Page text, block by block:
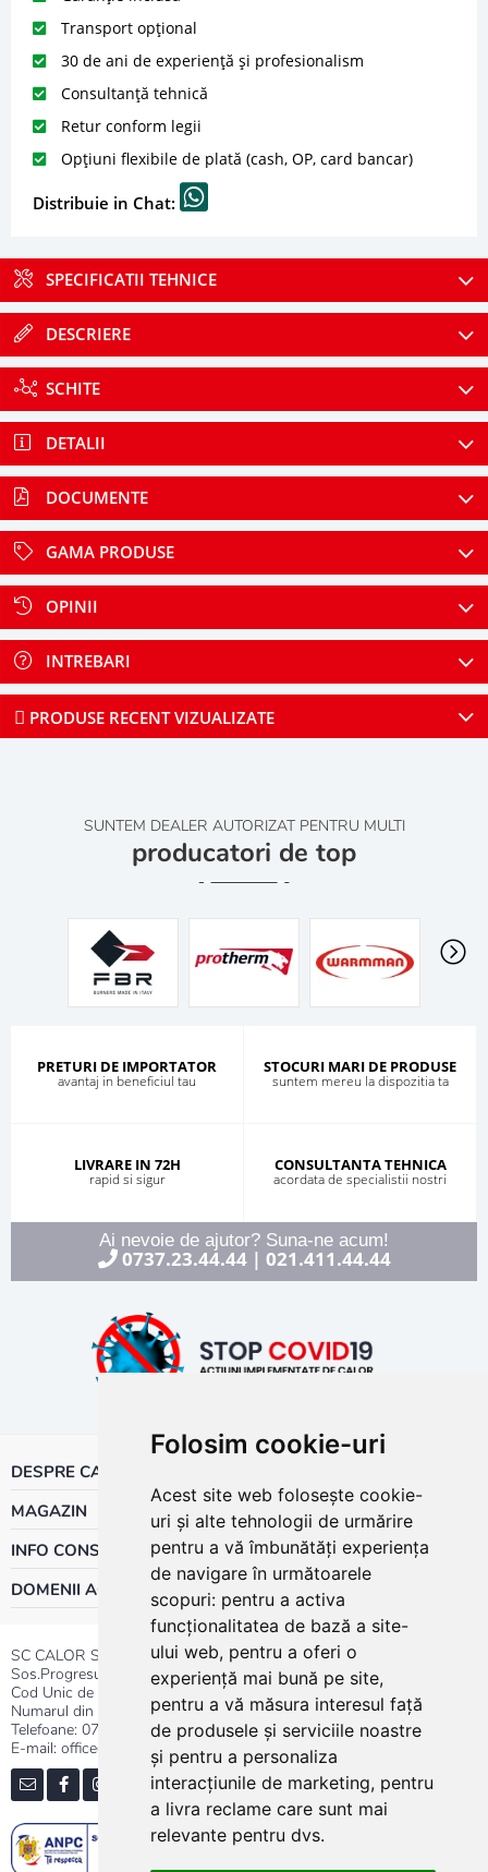
Folosim cookie-uri
Acest site web folosește cookie-
uri și alte tehnologii de urmărire
pentru a vă îmbunătăți experiența
de navigare în următoarele
scopuri: pentru a activa
funcționalitatea de bază a site-
ului web, pentru a oferi o
experiență mai bună pe site,
pentru a vă măsura interesul față
de produsele și serviciile noastre
și pentru a personaliza
interacțiunile de marketing, pentru
a livra reclame care sunt mai
relevante pentru dvs.
Transport opțional
30 de ani de experiență și profesionalism
Consultanță tehnică
Retur conform legii
Opțiuni flexibile de plată (cash, OP, card bancar)
Distribuie in Chat:
SPECIFICATII TEHNICE
DESCRIERE
SCHITE
DETALII
DOCUMENTE
GAMA PRODUSE
OPINII
INTREBARI
PRODUSE RECENT VIZUALIZATE
SUNTEM DEALER AUTORIZAT PENTRU MULTI
producatori de top
PRETURI DE IMPORTATOR
avantaj in beneficiul tau
STOCURI MARI DE PRODUSE
suntem mereu la dispozitia ta
LIVRARE IN 72H
rapid si sigur
CONSULTANTA TEHNICA
acordata de specialistii nostri
Ai nevoie de ajutor? Suna-ne acum!
0737.23.44.44| 021.411.44.44
DESPRE CALOR
MAGAZIN
INFO CONSUMATOR
DOMENII ACTIVITATE
SC CALOR SRL
Sos.Progresului nr.30-40, Sector 5, Bucuresti
Cod Unic de Inregistrare: RO 3004724
Numarul din Registrul Comertului:J40/13176/1991
Telefoane: 0737.23.44.44|021.411.44.44
E-mail: office@calor.ro